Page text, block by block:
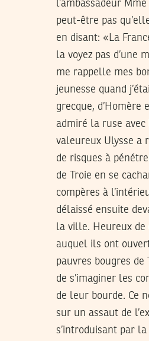
l’ambassadeur
peut-être pas
en disant: «La
la voyez pas d’une
me rappelle mes
jeunesse quand
grecque, d’Homère
admiré la ruse
valeureux Ulysse a
de risques à
de Troie en se
compères à
délaissé ensuite
la ville. Heureux de
auquel ils ont
pauvres bougres
de s’imaginer les
de leur bourde. Ce
sur un assaut de
s’introduisant par